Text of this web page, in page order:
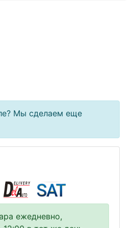
Мы сделаем еще
ежедневно,